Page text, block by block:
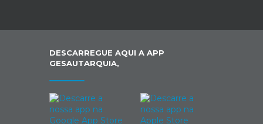
DESCARREGUE AQUI A APP
GESAUTARQUIA,